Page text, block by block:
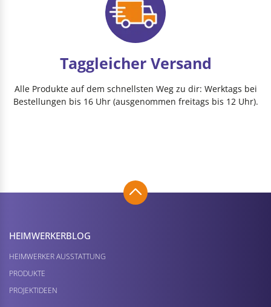
Taggleicher Versand
Alle Produkte auf dem schnellsten Weg zu dir: Werktags bei
Bestellungen bis 16 Uhr (ausgenommen freitags bis 12 Uhr).
HEIMWERKER­BLOG
HEIMWERKER AUSSTATTUNG
PRODUKTE
PROJEKTIDEEN